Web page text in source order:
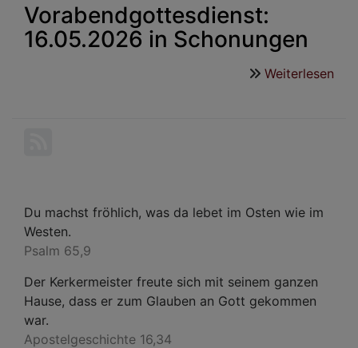
Vorabendgottesdienst:
16.05.2026 in Schonungen
Weiterlesen
Du machst fröhlich, was da lebet im Osten wie im
Westen.
Psalm 65,9
Der Kerkermeister freute sich mit seinem ganzen
Hause, dass er zum Glauben an Gott gekommen
war.
Apostelgeschichte 16,34